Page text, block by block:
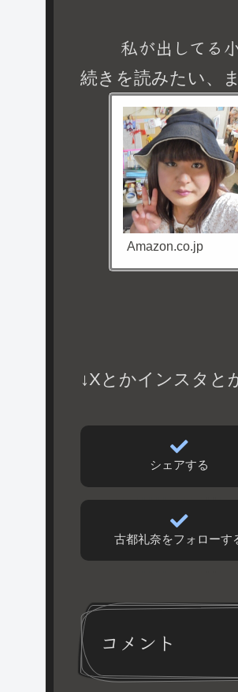
私が出してる
続きを読みたい、
Amazon.co.jp
↓Xとかインスタと
シェアする
古都礼奈をフォローす
コメント